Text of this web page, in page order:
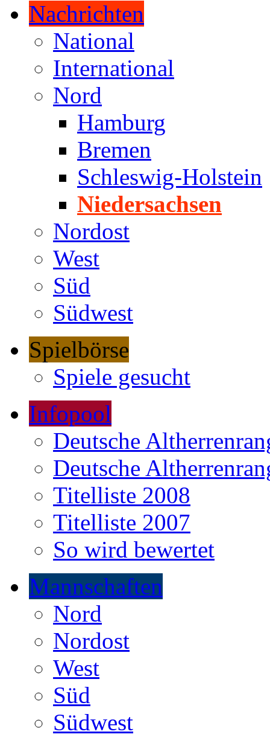
Nachrichten
National
International
Nord
Hamburg
Bremen
Schleswig-Holstein
Niedersachsen
Nordost
West
Süd
Südwest
Spielbörse
Spiele gesucht
Infopool
Deutsche
Deutsche
Titelliste 2008
Titelliste 2007
So wird bewertet
Mannschaften
Nord
Nordost
West
Süd
Südwest